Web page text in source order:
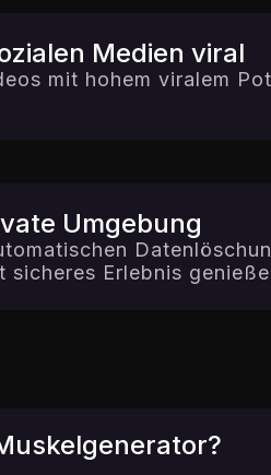
Medien viral
mit hohem viralem
Umgebung
Erlebnis